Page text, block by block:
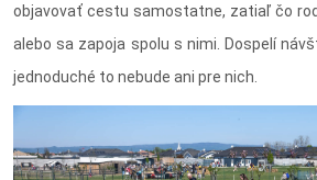
objavovať cestu samostatne, zatiaľ čo
alebo sa zapoja spolu s nimi. Dospelí
jednoduché to nebude ani pre nich.